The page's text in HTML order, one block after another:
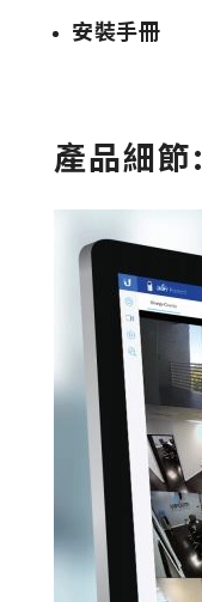
安裝手冊
產品細節: